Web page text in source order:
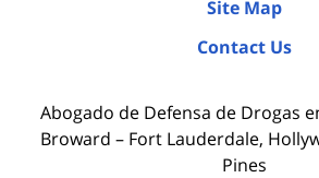
Site Map
Contact Us
Abogado de Defensa de Drogas
Broward – Fort Lauderdale,
Pines